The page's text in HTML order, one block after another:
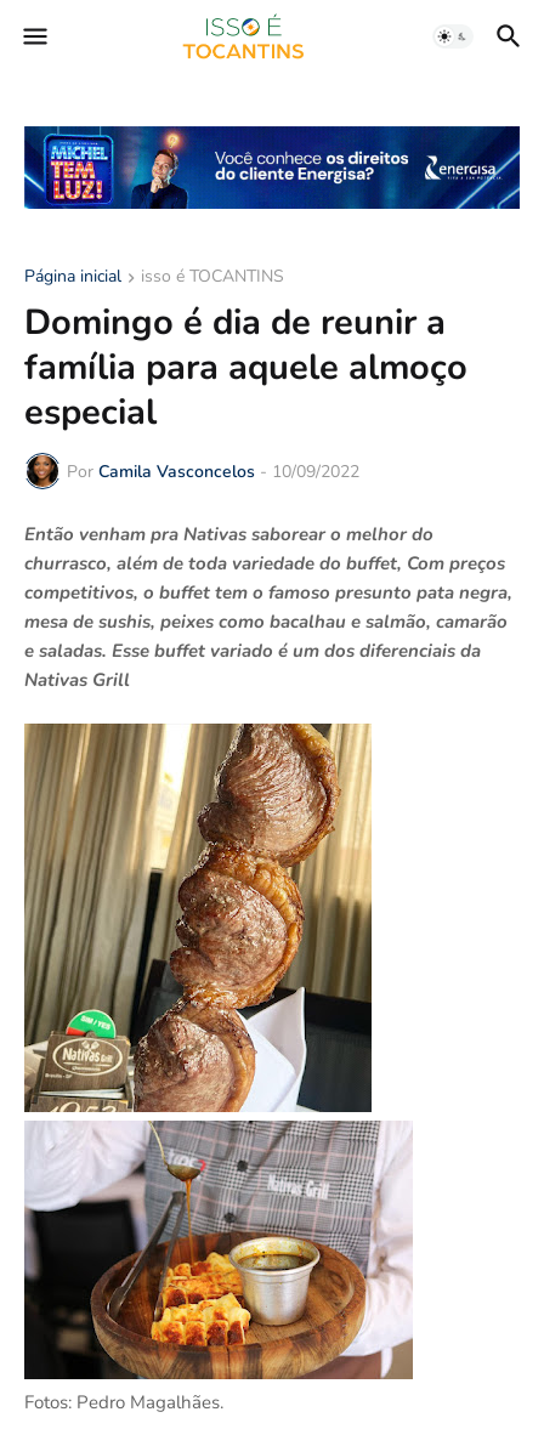
Página inicial isso é TOCANTINS
Domingo é dia de reunir a
família para aquele almoço
especial
Por Camila Vasconcelos - 10/09/2022
Então venham pra Nativas saborear o melhor do
churrasco, além de toda variedade do buffet, Com preços
competitivos, o buffet tem o famoso presunto pata negra,
mesa de sushis, peixes como bacalhau e salmão, camarão
e saladas. Esse buffet variado é um dos diferenciais da
Nativas Grill
Fotos: Pedro Magalhães.